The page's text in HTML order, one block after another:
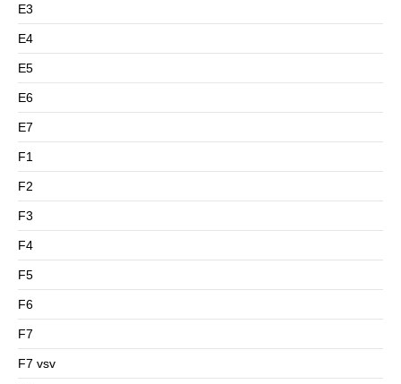
E3
E4
E5
E6
E7
F1
F2
F3
F4
F5
F6
F7
F7 vsv